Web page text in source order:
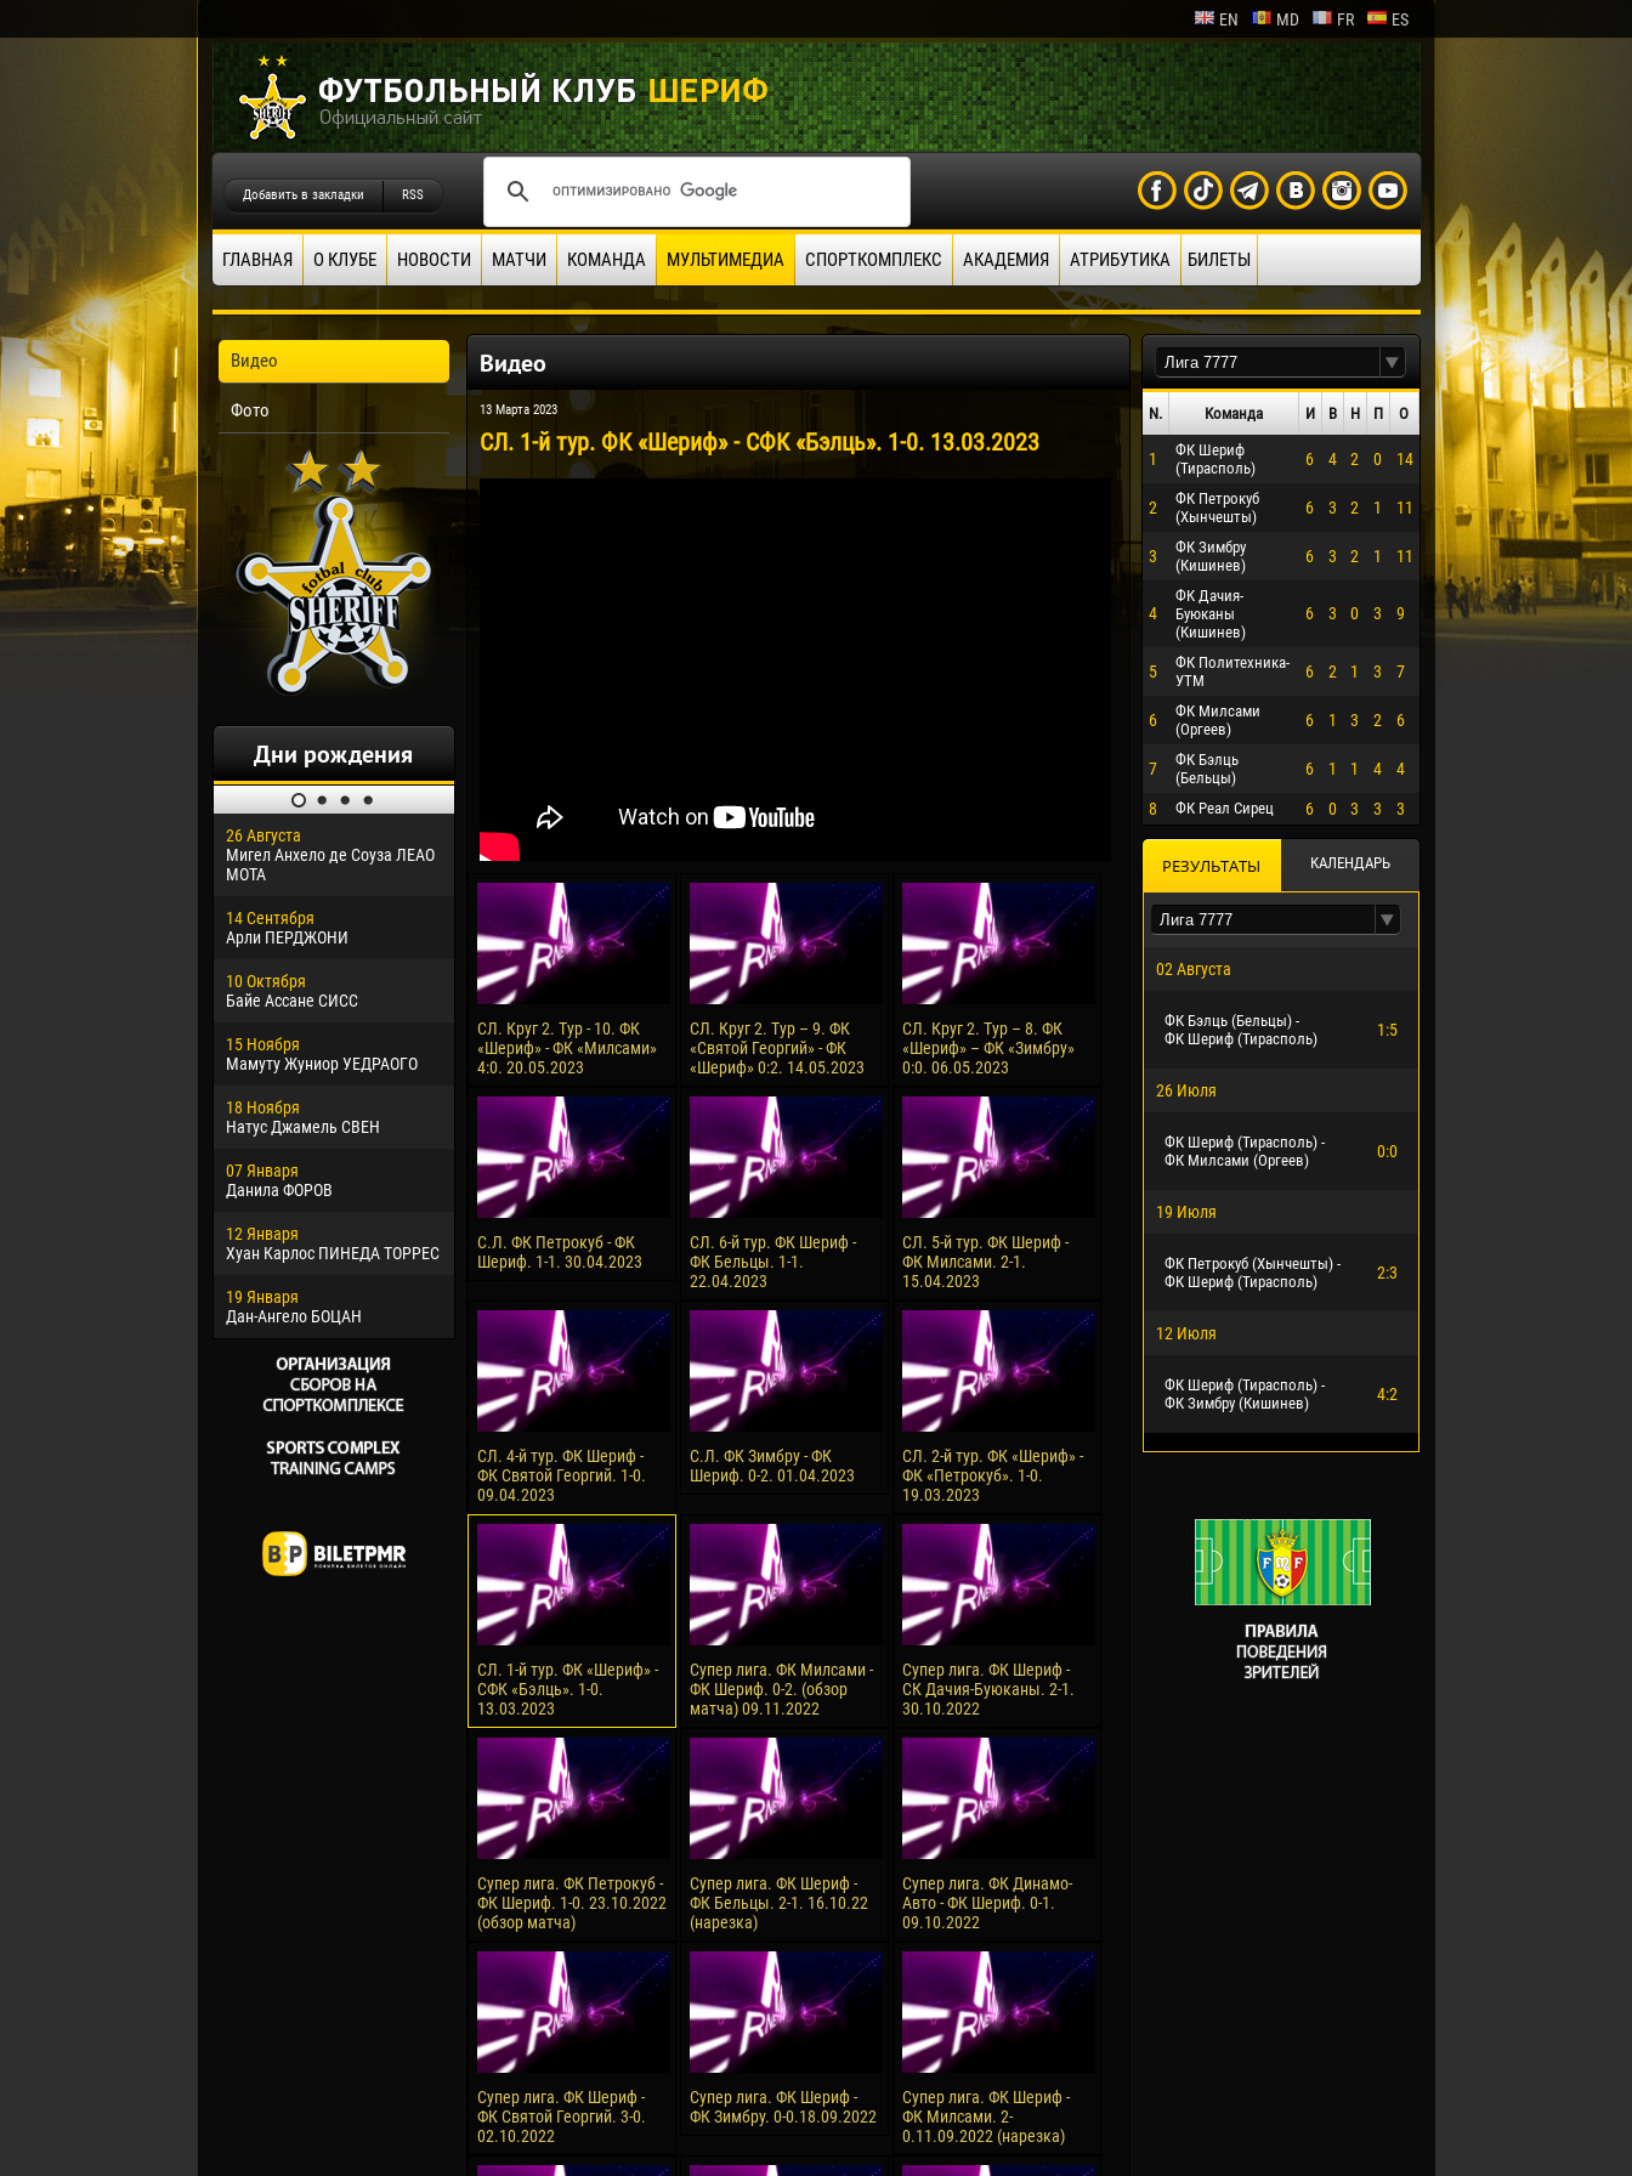
EN MD FR ES
Добавить в закладки RSS
ГЛАВНАЯ О КЛУБЕ НОВОСТИ МАТЧИ КОМАНДА МУЛЬТИМЕДИА СПОРТКОМПЛЕКС АКАДЕМИЯ АТРИБУТИКА БИЛЕТЫ
Видео
Фото
Дни рождения
26 Августа
Мигел Анхело де Соуза ЛЕАО
МОТА
14 Сентября
Арли ПЕРДЖОНИ
10 Октября
Байе Ассане СИСС
15 Ноября
Мамуту Жуниор УЕДРАОГО
18 Ноября
Натус Джамель СВЕН
07 Января
Данила ФОРОВ
12 Января
Хуан Карлос ПИНЕДА ТОРРЕС
19 Января
Дан-Ангело БОЦАН
30 Января
Дорасо Морео КЛАС
24 Февраля
Владислав КОСТИН
02 Марта
Вячеслав КОЗМА
09 Марта
Эммануэль АФЕТСЕ
Хайдер Морено АСПРИЛЬЯ
22 Марта
Самба КОНЕ
26 Марта
Витор Уго Морайс де
ОЛИВЕЙРА
Раи ЛОПЕС ДЕ ОЛИВЕЙРА
04 Мая
13 Мая
Ренат ЖОСАН
24 Мая
Николай ЧЕБОТАРЬ
15 Июня
Конан Жорес-Ульрих ЛУКУ
Виктор ЧУМАШУ
28 Июня
Сумаила МАГАССУБА
10 Июля
Бурама ФОМБА
15 Июля
21 Июля
Эмиль ТЫМБУР
24 Июля
Михаил КОРОТКОВ
27 Июля
Владимир ФРАТЯ
Видео
13 Марта 2023
СЛ. 1-й тур. ФК «Шериф» - СФК «Бэлць». 1-0. 13.03.2023
СЛ. Круг 2. Тур - 10. ФК
«Шериф» - ФК «Милсами»
4:0. 20.05.2023
СЛ. Круг 2. Тур – 9. ФК
«Святой Георгий» - ФК
«Шериф» 0:2. 14.05.2023
СЛ. Круг 2. Тур – 8. ФК
«Шериф» – ФК «Зимбру»
0:0. 06.05.2023
С.Л. ФК Петрокуб - ФК
Шериф. 1-1. 30.04.2023
СЛ. 6-й тур. ФК Шериф -
ФК Бельцы. 1-1.
22.04.2023
СЛ. 5-й тур. ФК Шериф -
ФК Милсами. 2-1.
15.04.2023
СЛ. 4-й тур. ФК Шериф -
ФК Святой Георгий. 1-0.
09.04.2023
С.Л. ФК Зимбру - ФК
Шериф. 0-2. 01.04.2023
СЛ. 2-й тур. ФК «Шериф» -
ФК «Петрокуб». 1-0.
19.03.2023
СЛ. 1-й тур. ФК «Шериф» -
СФК «Бэлць». 1-0.
13.03.2023
Супер лига. ФК Милсами -
ФК Шериф. 0-2. (обзор
матча) 09.11.2022
Супер лига. ФК Шериф -
СК Дачия-Буюканы. 2-1.
30.10.2022
Супер лига. ФК Петрокуб -
ФК Шериф. 1-0. 23.10.2022
(обзор матча)
Супер лига. ФК Шериф -
ФК Бельцы. 2-1. 16.10.22
(нарезка)
Супер лига. ФК Динамо-
Авто - ФК Шериф. 0-1.
09.10.2022
Супер лига. ФК Шериф -
ФК Святой Георгий. 3-0.
02.10.2022
Супер лига. ФК Шериф -
ФК Зимбру. 0-0.18.09.2022
Супер лига. ФК Шериф -
ФК Милсами. 2-
0.11.09.2022 (нарезка)
N. Команда И В Н П О
1
ФК Шериф
(Тирасполь)
6 4 2 0 14
2
ФК Петрокуб
(Хынчешты)
6 3 2 1 11
3
ФК Зимбру
(Кишинев)
6 3 2 1 11
4
ФК Дачия-
Буюканы
(Кишинев)
6 3 0 3 9
5
ФК Политехника-
УТМ
6 2 1 3 7
6
ФК Милсами
(Оргеев)
6 1 3 2 6
7
ФК Бэлць
(Бельцы)
6 1 1 4 4
8 ФК Реал Сирец 6 0 3 3 3
РЕЗУЛЬТАТЫ КАЛЕНДАРЬ
02 Августа
ФК Бэлць (Бельцы) -
ФК Шериф (Тирасполь)
1:5
26 Июля
ФК Шериф (Тирасполь) -
ФК Милсами (Оргеев)
0:0
19 Июля
ФК Петрокуб (Хынчешты) -
ФК Шериф (Тирасполь)
2:3
12 Июля
ФК Шериф (Тирасполь) -
ФК Зимбру (Кишинев)
4:2